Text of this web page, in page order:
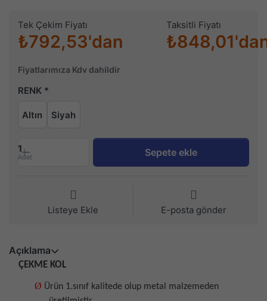
Tek Çekim Fiyatı
₺792,53'dan
Taksitli Fiyatı
Fiyatlarımıza Kdv dahildir
RENK
Altın Siyah
1
Adet Sepete ekle
Listeye Ekle E-posta gönder
Açıklama
ÇEKME KOL
Ø Ürün 1.sınıf kalitede olup metal malzemeden